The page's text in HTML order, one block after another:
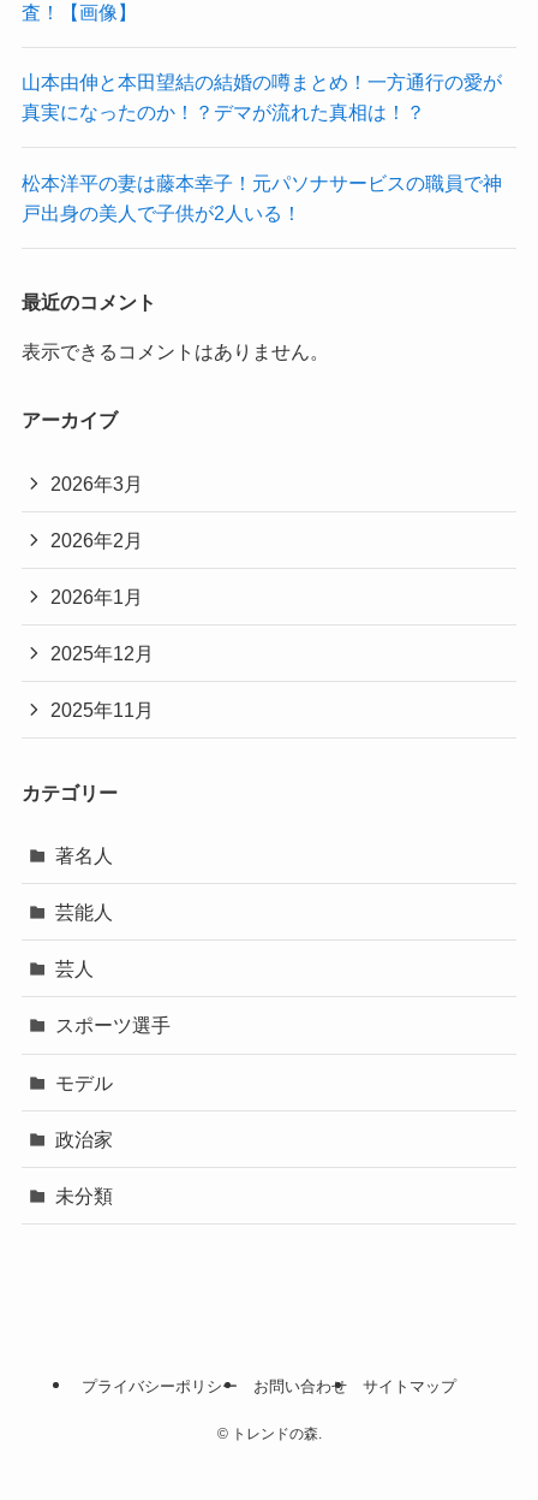
査！【画像】
山本由伸と本田望結の結婚の噂まとめ！一方通行の愛が
真実になったのか！？デマが流れた真相は！？
松本洋平の妻は藤本幸子！元パソナサービスの職員で神
戸出身の美人で子供が2人いる！
最近のコメント
表示できるコメントはありません。
アーカイブ
2026年3月
2026年2月
2026年1月
2025年12月
2025年11月
カテゴリー
著名人
芸能人
芸人
スポーツ選手
モデル
政治家
未分類
プライバシーポリシー お問い合わせ サイトマップ
©トレンドの森.